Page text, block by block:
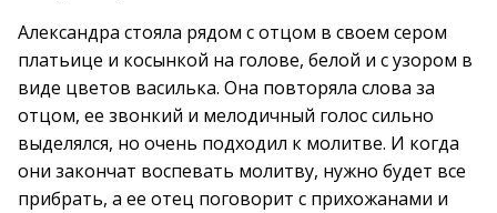
Александра стояла рядом с отцом в своем сером
платьице и косынкой на голове, белой и с узором в
виде цветов василька. Она повторяла слова за
отцом, ее звонкий и мелодичный голос сильно
выделялся, но очень подходил к молитве. И когда
они закончат воспевать молитву, нужно будет все
прибрать, а ее отец поговорит с прихожанами и